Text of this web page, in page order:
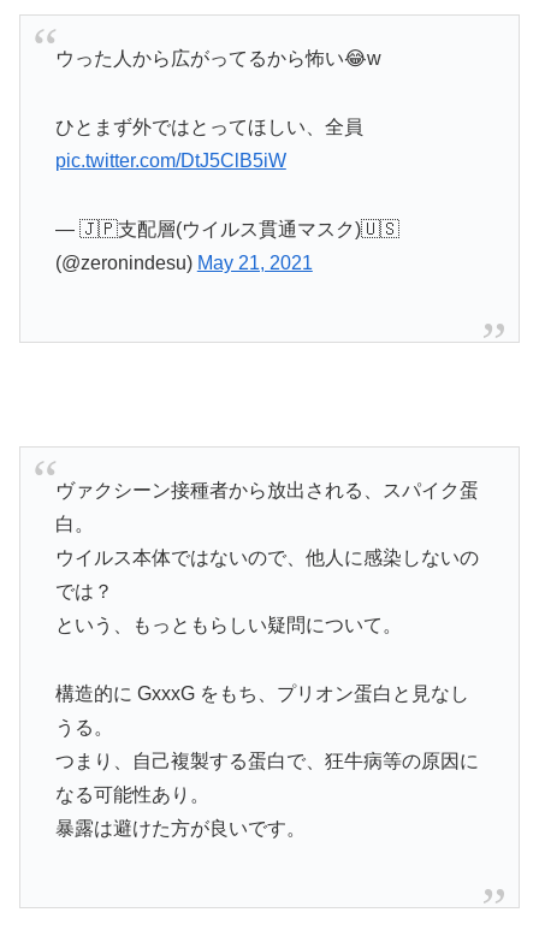
ウった人から広がってるから怖い😂w
ひとまず外ではとってほしい、全員
pic.twitter.com/DtJ5ClB5iW
— 🇯🇵支配層(ウイルス貫通マスク)🇺🇸
(@zeronindesu) May 21, 2021
ヴァクシーン接種者から放出される、スパイク蛋
白。
ウイルス本体ではないので、他人に感染しないの
では？
という、もっともらしい疑問について。
構造的に GxxxG をもち、プリオン蛋白と見なし
うる。
つまり、自己複製する蛋白で、狂牛病等の原因に
なる可能性あり。
暴露は避けた方が良いです。